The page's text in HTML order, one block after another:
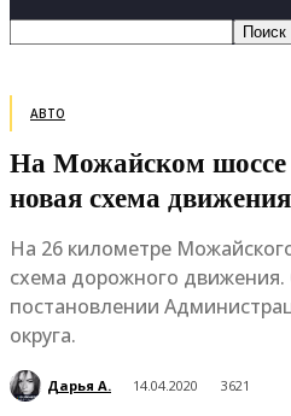
АВТО
На Можайском шоссе
новая схема движения
На 26 километре
схема дорожного
постановлении
округа.
Дарья А. 14.04.2020 3621